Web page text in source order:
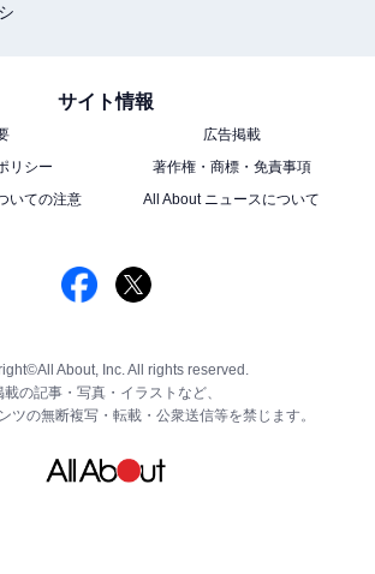
サイト情報
広告掲載
リシー
著作権・商標・免責事項
いての注意
All About ニュースについて
About, Inc. All rights reserved.
載の記事・写真・イラストなど、
ツの無断複写・転載・公衆送信等を禁じます。